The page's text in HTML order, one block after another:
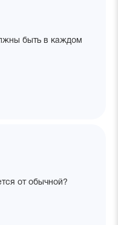
быть в каждом
от обычной?